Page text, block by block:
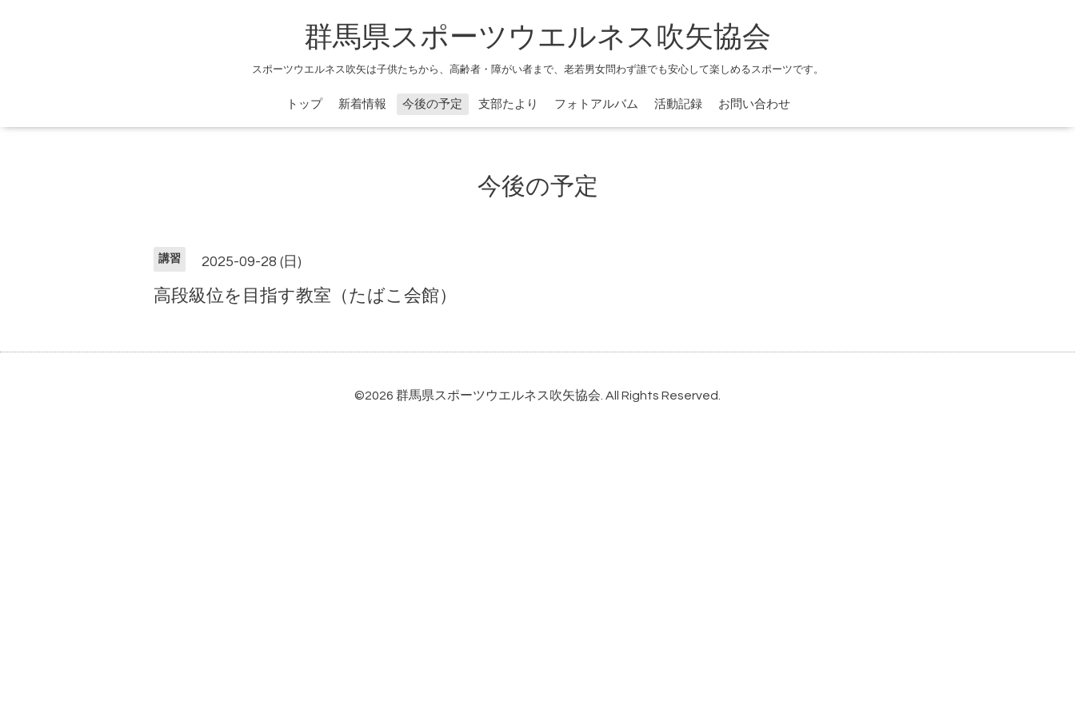
群馬県スポーツウエルネス吹矢協会
スポーツウエルネス吹矢は子供たちから、高齢者・障がい者まで、老若男女問わず誰でも安心して楽しめるスポーツです。
トップ 新着情報 今後の予定 支部たより フォトアルバム 活動記録 お問い合わせ
今後の予定
講習 2025-09-28 (日)
高段級位を目指す教室（たばこ会館）
©2026 群馬県スポーツウエルネス吹矢協会. All Rights Reserved.